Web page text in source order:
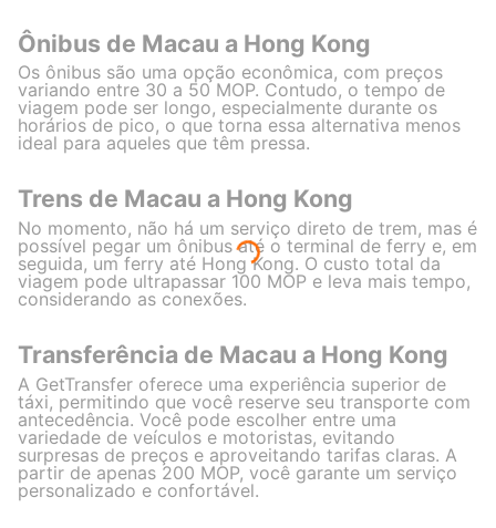
Ônibus de Macau a Hong Kong
Os ônibus são uma opção econômica, com preços
variando entre 30 a 50 MOP. Contudo, o tempo de
viagem pode ser longo, especialmente durante os
horários de pico, o que torna essa alternativa menos
ideal para aqueles que têm pressa.
Trens de Macau a Hong Kong
No momento, não há um serviço direto de trem, mas é
possível pegar um ônibus até o terminal de ferry e, em
seguida, um ferry até Hong Kong. O custo total da
viagem pode ultrapassar 100 MOP e leva mais tempo,
considerando as conexões.
Transferência de Macau a Hong Kong
A GetTransfer oferece uma experiência superior de
táxi, permitindo que você reserve seu transporte com
antecedência. Você pode escolher entre uma
variedade de veículos e motoristas, evitando
surpresas de preços e aproveitando tarifas claras. A
partir de apenas 200 MOP, você garante um serviço
personalizado e confortável.